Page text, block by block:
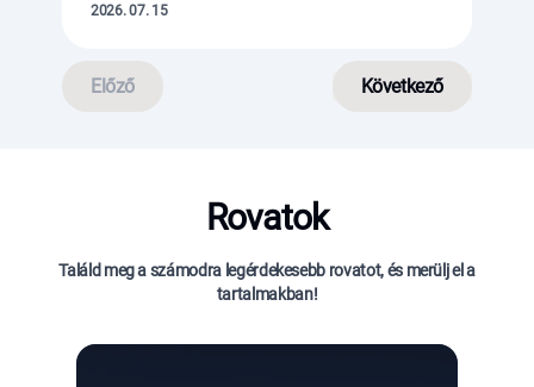
2026. 07. 15
Előző Következő
Rovatok
Találd meg a számodra legérdekesebb rovatot, és merülj el a
tartalmakban!